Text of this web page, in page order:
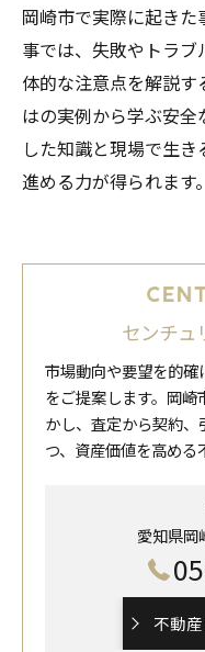
岡崎市で実際に起き
事では、失敗やトラ
体的な注意点を解説
はの実例から学ぶ安
した知識と現場で生
進める力が得られます。
センチュ
市場動向や要望を的
をご提案します。岡
かし、査定から契約
つ、資産価値を高める
愛知県岡
不動